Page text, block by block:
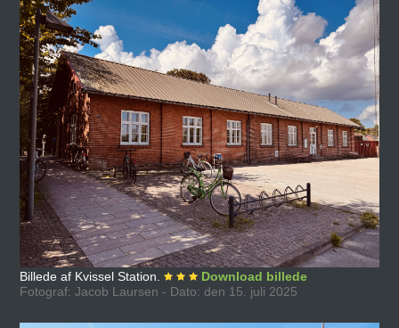
Billede af Kvissel Station.
Download billede
Fotograf: Jacob Laursen - Dato: den 15. juli 2025